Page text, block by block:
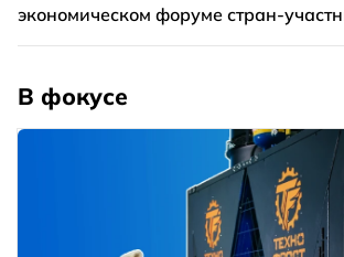
экономическом форуме стран-
В фокусе